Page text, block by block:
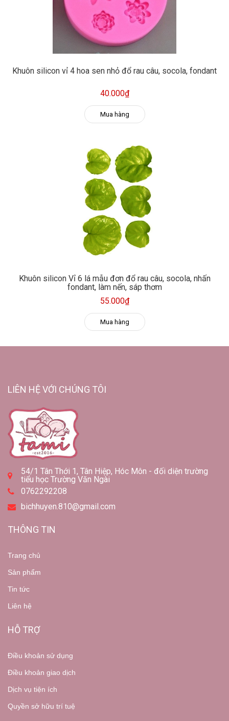
Khuôn silicon vỉ 4 hoa sen nhỏ đổ rau câu, socola, fondant
40.000₫
Mua hàng
Khuôn silicon Vỉ 6 lá mẫu đơn đổ rau câu, socola, nhấn
fondant, làm nến, sáp thơm
55.000₫
Mua hàng
LIÊN HỆ VỚI CHÚNG TÔI
54/1 Tân Thới 1, Tân Hiệp, Hóc Môn - đối diện trường
tiểu học Trường Văn Ngài
0762292208
bichhuyen.810@gmail.com
THÔNG TIN
Trang chủ
Sản phẩm
Tin tức
Liên hệ
HỖ TRỢ
Điều khoản sử dụng
Điều khoản giao dịch
Dịch vụ tiện ích
Quyền sở hữu trí tuệ